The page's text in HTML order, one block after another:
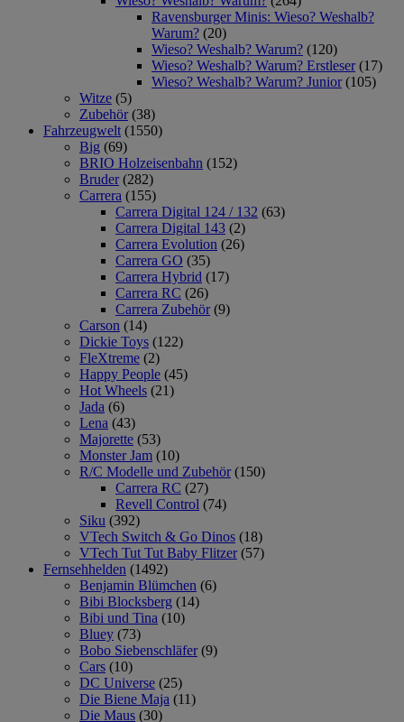
Ravensburger Minis: Wieso? Weshalb?
Warum? (20)
Wieso? Weshalb? Warum? (120)
Wieso? Weshalb? Warum? Erstleser (17)
Wieso? Weshalb? Warum? Junior (105)
Witze (5)
Zubehör (38)
Fahrzeugwelt (1550)
Big (69)
BRIO Holzeisenbahn (152)
Bruder (282)
Carrera (155)
Carrera Digital 124 / 132 (63)
Carrera Digital 143 (2)
Carrera Evolution (26)
Carrera GO (35)
Carrera Hybrid (17)
Carrera RC (26)
Carrera Zubehör (9)
Carson (14)
Dickie Toys (122)
FleXtreme (2)
Happy People (45)
Hot Wheels (21)
Jada (6)
Lena (43)
Majorette (53)
Monster Jam (10)
R/C Modelle und Zubehör (150)
Carrera RC (27)
Revell Control (74)
Siku (392)
VTech Switch & Go Dinos (18)
VTech Tut Tut Baby Flitzer (57)
Fernsehhelden (1492)
Benjamin Blümchen (6)
Bibi Blocksberg (14)
Bibi und Tina (10)
Bluey (73)
Bobo Siebenschläfer (9)
Cars (10)
DC Universe (25)
Die Biene Maja (11)
Die Maus (30)